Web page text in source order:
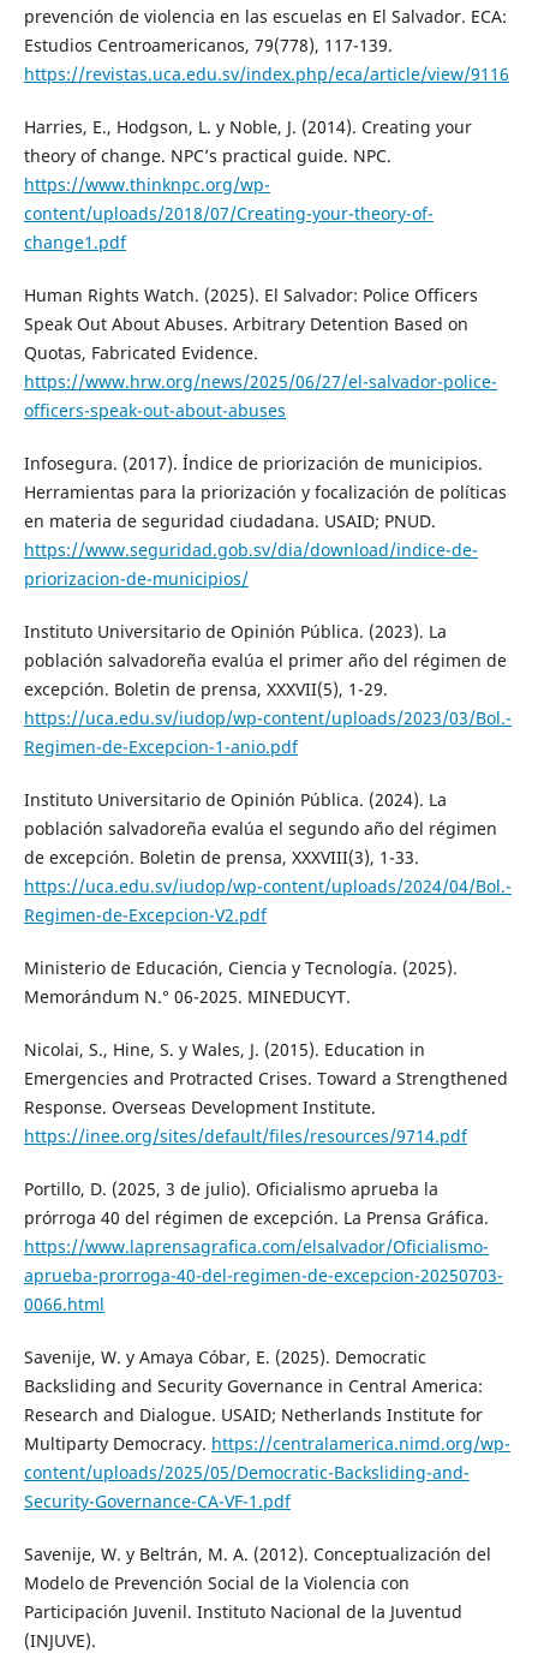
prevención de violencia en las escuelas en El Salvador. ECA:
Estudios Centroamericanos, 79(778), 117-139.
https://revistas.uca.edu.sv/index.php/eca/article/view/9116
Harries, E., Hodgson, L. y Noble, J. (2014). Creating your
theory of change. NPC’s practical guide. NPC.
https://www.thinknpc.org/wp-
content/uploads/2018/07/Creating-your-theory-of-
change1.pdf
Human Rights Watch. (2025). El Salvador: Police Officers
Speak Out About Abuses. Arbitrary Detention Based on
Quotas, Fabricated Evidence.
https://www.hrw.org/news/2025/06/27/el-salvador-police-
officers-speak-out-about-abuses
Infosegura. (2017). Índice de priorización de municipios.
Herramientas para la priorización y focalización de políticas
en materia de seguridad ciudadana. USAID; PNUD.
https://www.seguridad.gob.sv/dia/download/indice-de-
priorizacion-de-municipios/
Instituto Universitario de Opinión Pública. (2023). La
población salvadoreña evalúa el primer año del régimen de
excepción. Boletin de prensa, XXXVII(5), 1-29.
https://uca.edu.sv/iudop/wp-content/uploads/2023/03/Bol.-
Regimen-de-Excepcion-1-anio.pdf
Instituto Universitario de Opinión Pública. (2024). La
población salvadoreña evalúa el segundo año del régimen
de excepción. Boletin de prensa, XXXVIII(3), 1-33.
https://uca.edu.sv/iudop/wp-content/uploads/2024/04/Bol.-
Regimen-de-Excepcion-V2.pdf
Ministerio de Educación, Ciencia y Tecnología. (2025).
Memorándum N.° 06-2025. MINEDUCYT.
Nicolai, S., Hine, S. y Wales, J. (2015). Education in
Emergencies and Protracted Crises. Toward a Strengthened
Response. Overseas Development Institute.
https://inee.org/sites/default/files/resources/9714.pdf
Portillo, D. (2025, 3 de julio). Oficialismo aprueba la
prórroga 40 del régimen de excepción. La Prensa Gráfica.
https://www.laprensagrafica.com/elsalvador/Oficialismo-
aprueba-prorroga-40-del-regimen-de-excepcion-20250703-
0066.html
Savenije, W. y Amaya Cóbar, E. (2025). Democratic
Backsliding and Security Governance in Central America:
Research and Dialogue. USAID; Netherlands Institute for
Multiparty Democracy. https://centralamerica.nimd.org/wp-
content/uploads/2025/05/Democratic-Backsliding-and-
Security-Governance-CA-VF-1.pdf
Savenije, W. y Beltrán, M. A. (2012). Conceptualización del
Modelo de Prevención Social de la Violencia con
Participación Juvenil. Instituto Nacional de la Juventud
(INJUVE).